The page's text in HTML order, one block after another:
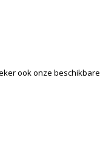
ook onze beschikbare